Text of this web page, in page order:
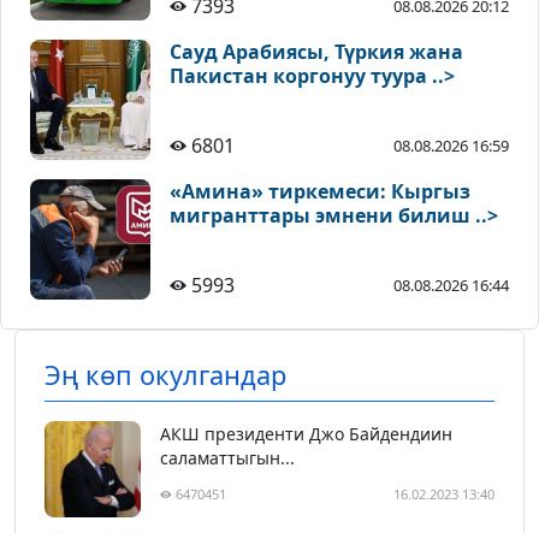
7393 08.08.2026 20:12
Сауд Арабиясы, Түркия жана
Пакистан коргонуу туура ..>
6801 08.08.2026 16:59
«Амина» тиркемеси: Кыргыз
мигранттары эмнени билиш ..>
5993 08.08.2026 16:44
Эң көп окулгандар
АКШ президенти Джо Байдендиин
саламаттыгын...
6470451 16.02.2023 13:40